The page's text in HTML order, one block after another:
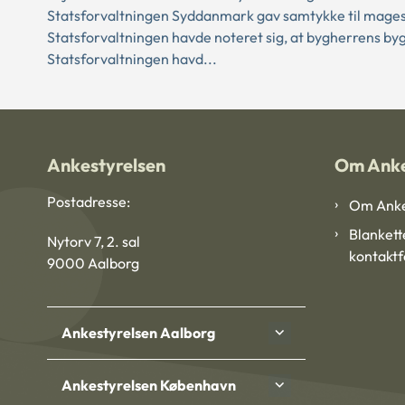
Statsforvaltningen Syddanmark gav samtykke til
Statsforvaltningen havde noteret sig, at bygherrens
Statsforvaltningen havd...
Ankestyrelsen
Postadresse:
Nytorv 7, 2. sal
9000 Aalborg
Ankestyrelsen Aalborg
Ankestyrelsen København
Om
Om